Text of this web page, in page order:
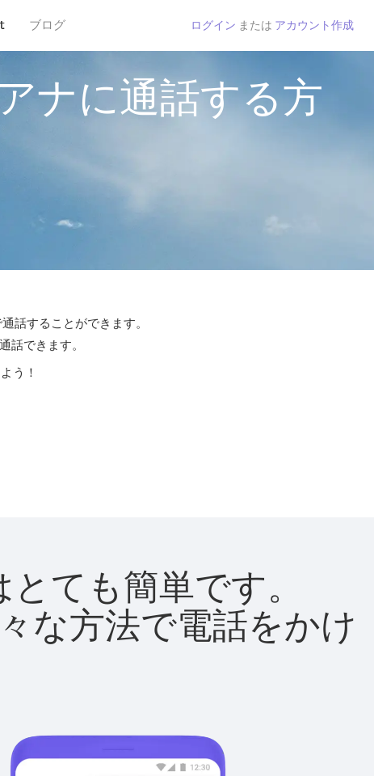
ブログ ログイン または アカウント作成
ナに通話する方
話することができます。
話できます。
う！
ても簡単です。
な方法で電話をかけ